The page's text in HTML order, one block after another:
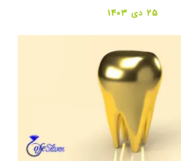
25 دی 1403